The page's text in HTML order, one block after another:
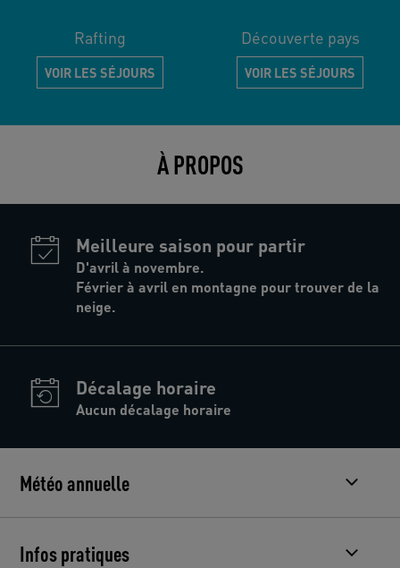
Rafting
VOIR LES SÉJOURS
Découverte pays
VOIR LES SÉJOURS
À PROPOS
Meilleure saison pour partir
D'avril à novembre.
Février à avril en montagne pour trouver de la
neige.
Décalage horaire
Aucun décalage horaire
Météo annuelle
Infos pratiques